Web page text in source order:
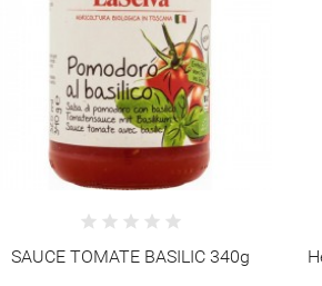
Herbe arom. botte Basilic de Grasse